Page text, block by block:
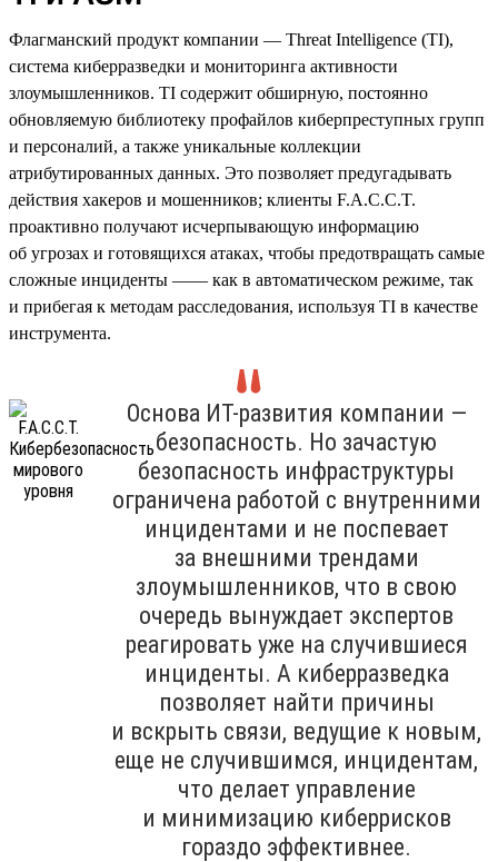
Флагманский продукт компании — Threat Intelligence (TI),
система киберразведки и мониторинга активности
злоумышленников. TI содержит обширную, постоянно
обновляемую библиотеку профайлов киберпреступных групп
и персоналий, а также уникальные коллекции
атрибутированных данных. Это позволяет предугадывать
действия хакеров и мошенников; клиенты F.A.C.C.T.
проактивно получают исчерпывающую информацию
об угрозах и готовящихся атаках, чтобы предотвращать самые
сложные инциденты —— как в автоматическом режиме, так
и прибегая к методам расследования, используя TI в качестве
инструмента.
Основа ИТ-развития компании —
безопасность. Но зачастую
безопасность инфраструктуры
ограничена работой с внутренними
инцидентами и не поспевает
за внешними трендами
злоумышленников, что в свою
очередь вынуждает экспертов
реагировать уже на случившиеся
инциденты. А киберразведка
позволяет найти причины
и вскрыть связи, ведущие к новым,
еще не случившимся, инцидентам,
что делает управление
и минимизацию киберрисков
гораздо эффективнее.